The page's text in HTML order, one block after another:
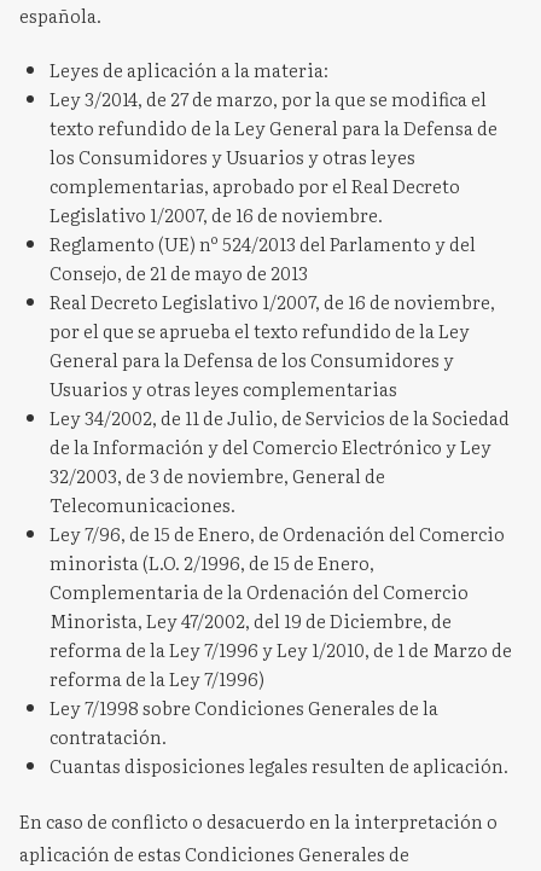
española.
Leyes de aplicación a la materia:
Ley 3/2014, de 27 de marzo, por la que se modifica el
texto refundido de la Ley General para la Defensa de
los Consumidores y Usuarios y otras leyes
complementarias, aprobado por el Real Decreto
Legislativo 1/2007, de 16 de noviembre.
Reglamento (UE) nº 524/2013 del Parlamento y del
Consejo, de 21 de mayo de 2013
Real Decreto Legislativo 1/2007, de 16 de noviembre,
por el que se aprueba el texto refundido de la Ley
General para la Defensa de los Consumidores y
Usuarios y otras leyes complementarias
Ley 34/2002, de 11 de Julio, de Servicios de la Sociedad
de la Información y del Comercio Electrónico y Ley
32/2003, de 3 de noviembre, General de
Telecomunicaciones.
Ley 7/96, de 15 de Enero, de Ordenación del Comercio
minorista (L.O. 2/1996, de 15 de Enero,
Complementaria de la Ordenación del Comercio
Minorista, Ley 47/2002, del 19 de Diciembre, de
reforma de la Ley 7/1996 y Ley 1/2010, de 1 de Marzo de
reforma de la Ley 7/1996)
Ley 7/1998 sobre Condiciones Generales de la
contratación.
Cuantas disposiciones legales resulten de aplicación.
En caso de conflicto o desacuerdo en la interpretación o
aplicación de estas Condiciones Generales de